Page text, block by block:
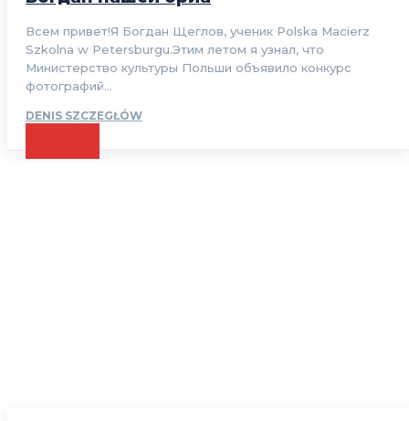
Всем привет!Я Богдан Щеглов, ученик Polska Macierz
Szkolna w Petersburgu.Этим летом я узнал, что
Министерство культуры Польши объявило конкурс
фотографий...
DENIS SZCZEGŁÓW